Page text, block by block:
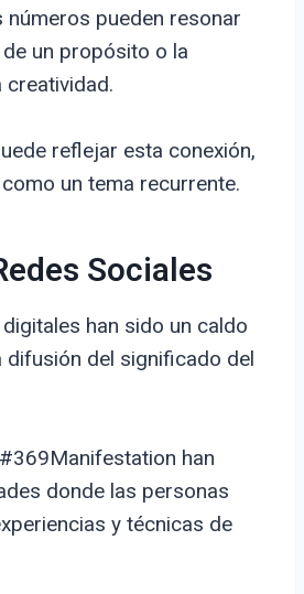
números pueden resonar
un propósito o la
creatividad.
reflejar esta conexión,
un tema recurrente.
Sociales
han sido un caldo
difusión del significado del
han
donde las personas
y técnicas de